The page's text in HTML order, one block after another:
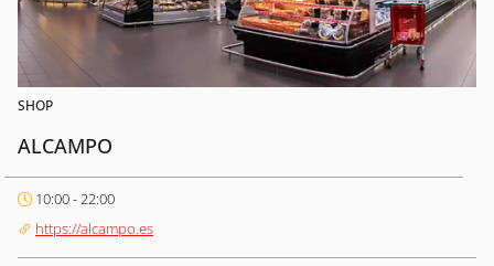
SHOP
ALCAMPO
10:00 - 22:00
https://alcampo.es